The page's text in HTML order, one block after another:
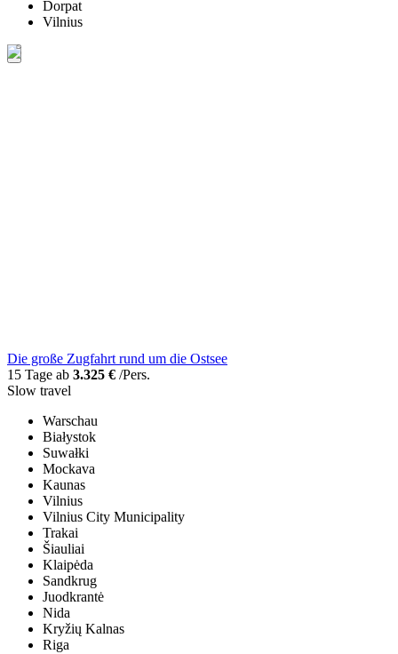
Dorpat
Vilnius
Die große Zugfahrt rund um die Ostsee
15 Tage ab 3.325 € /Pers.
Slow travel
Warschau
Białystok
Suwałki
Mockava
Kaunas
Vilnius
Vilnius City Municipality
Trakai
Šiauliai
Klaipėda
Sandkrug
Juodkrantė
Nida
Kryžių Kalnas
Riga